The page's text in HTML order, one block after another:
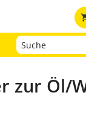
zur Öl/